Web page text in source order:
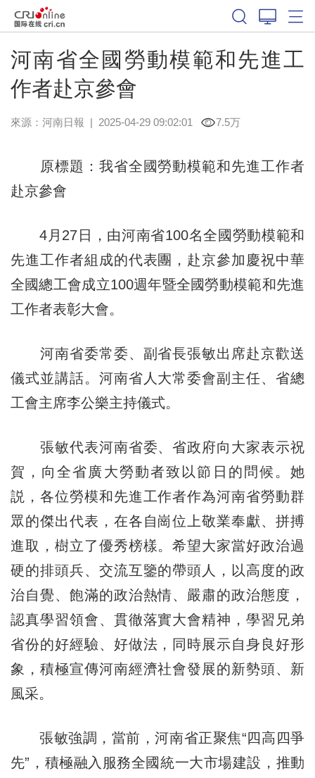
河南省全國勞動模範和先進工
作者赴京參會
來源： 河南日報 | 2025-04-29 09:02:01 7.5万
原標題：我省全國勞動模範和先進工作者
赴京參會
4月27日，由河南省100名全國勞動模範和
先進工作者組成的代表團，赴京參加慶祝中華
全國總工會成立100週年暨全國勞動模範和先進
工作者表彰大會。
河南省委常委、副省長張敏出席赴京歡送
儀式並講話。河南省人大常委會副主任、省總
工會主席李公樂主持儀式。
張敏代表河南省委、省政府向大家表示祝
賀，向全省廣大勞動者致以節日的問候。她
説，各位勞模和先進工作者作為河南省勞動群
眾的傑出代表，在各自崗位上敬業奉獻、拼搏
進取，樹立了優秀榜樣。希望大家當好政治過
硬的排頭兵、交流互鑒的帶頭人，以高度的政
治自覺、飽滿的政治熱情、嚴肅的政治態度，
認真學習領會、貫徹落實大會精神，學習兄弟
省份的好經驗、好做法，同時展示自身良好形
象，積極宣傳河南經濟社會發展的新勢頭、新
風采。
張敏強調，當前，河南省正聚焦“四高四爭
先”，積極融入服務全國統一大市場建設，推動